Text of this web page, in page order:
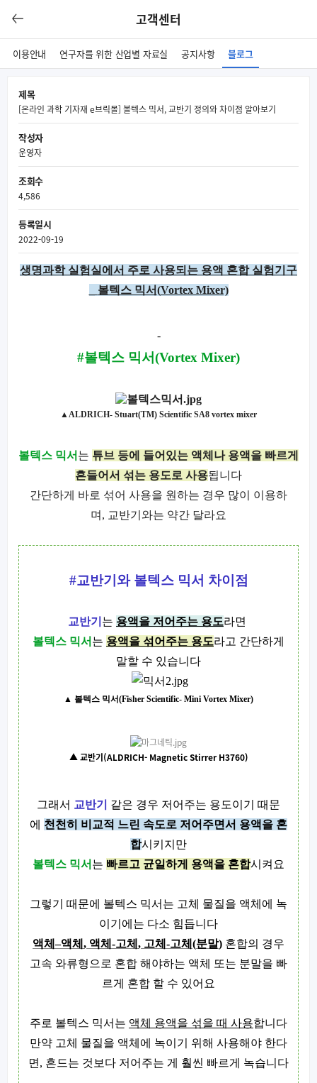
고객센터
이용안내 연구자를 위한 산업별 자료실 공지사항 블로그
제목
[온라인 과학 기자재 e브릭몰] 볼텍스 믹서, 교반기 정의와 차이점 알아보기
작성자
운영자
조회수
4,586
등록일시
2022-09-19
생명과학 실험실에서 주로 사용되는 용액 혼합 실험기구
볼텍스 믹서(Vortex Mixer)
-
#볼텍스 믹서(Vortex Mixer)
▲ALDRICH- Stuart(TM) Scientific SA8 vortex mixer
볼텍스 믹서 는 튜브 등에 들어있는 액체 나 용액을 빠르게
흔들어서 섞는 용도로 사용됩니다
간단하게 바로 섞어 사용을 원하는 경우 많이 이용하
며 , 교반기와는 약간 달라요
#교반기와 볼텍스 믹서 차이점
교반기 는 용액을 저어주는 용도라면
볼텍스 믹서 는 용액을 섞어주는 용도라고 간단하게
말할 수 있습니다
▲ 볼텍스 믹서(Fisher Scientific- Mini Vortex Mixer)
▲ 교반기(ALDRICH- Magnetic Stirrer H3760)
그래서 교반기 같은 경우 저어주는 용도이기 때문
에 천천히 비교적 느린 속도로 저어주면서 용액을 혼
합시키지만
볼텍스 믹서 는 빠르고 균일하게 용액을 혼합시켜요
그렇기 때문에 볼텍스 믹서는 고체 물질을 액체에 녹
이기에는 다소 힘듭니다
액체–액체 , 액체 -고체 , 고체 -고체 (분말) 혼합의 경우
고속 와류형으로 혼합 해야하는 액체 또는 분말을 빠
르게 혼합 할 수 있어요
주로 볼텍스 믹서는 액체 용액을 섞을 때 사용합니다
만약 고체 물질을 액체에 녹이기 위해 사용해야 한다
면 , 흔드는 것보다 저어주는 게 훨씬 빠르게 녹습니다